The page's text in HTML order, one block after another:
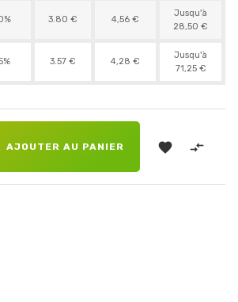
3.80 € 4,56 €
Jusqu'à
28,50 €
3.57 € 4,28 €
Jusqu'à
71,25 €
AJOUTER AU PANIER  